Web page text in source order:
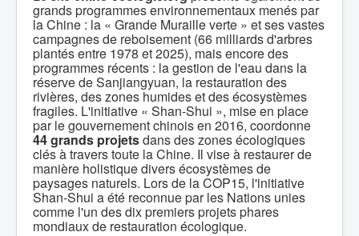
grands programmes environnementaux menés par
la Chine : la « Grande Muraille verte » et ses vastes
campagnes de reboisement (66 milliards d'arbres
plantés entre 1978 et 2025), mais encore des
programmes récents : la gestion de l'eau dans la
réserve de Sanjiangyuan, la restauration des
rivières, des zones humides et des écosystèmes
fragiles. L'initiative « Shan-Shui », mise en place
par le gouvernement chinois en 2016, coordonne
44 grands projetsdans des zones écologiques
clés à travers toute la Chine. Il vise à restaurer de
manière holistique divers écosystèmes de
paysages naturels. Lors de la COP15, l'initiative
Shan-Shui a été reconnue par les Nations unies
comme l'un des dix premiers projets phares
mondiaux de restauration écologique.